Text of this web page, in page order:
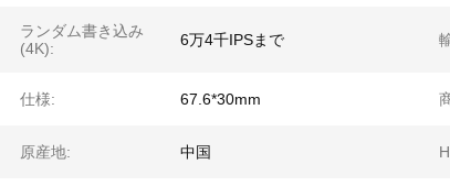
ランダム書き込み
(4K):
6万4千IPSまで
仕様: 67.6*30mm
原産地: 中国